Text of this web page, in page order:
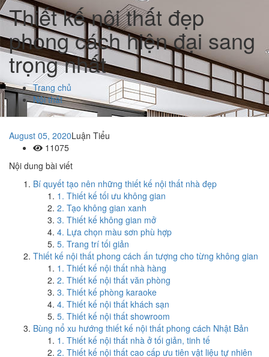
Thiết kế nội thất đẹp
phong cách hiện đại sang
trọng nhất
Trang chủ
Nội thất
August 05, 2020Luận Tiểu
11075
Nội dung bài viết
Bí quyết tạo nên những thiết kế nội thất nhà đẹp
1. Thiết kế tối ưu không gian
2. Tạo không gian xanh
3. Thiết kế không gian mở
4. Lựa chọn màu sơn phù hợp
5. Trang trí tối giản
Thiết kế nội thất phong cách ấn tượng cho từng không gian
1. Thiết kế nội thất nhà hàng
2. Thiết kế nội thất văn phòng
3. Thiết kế phòng karaoke
4. Thiết kế nội thất khách sạn
5. Thiết kế nội thất showroom
Bùng nổ xu hướng thiết kế nội thất phong cách Nhật Bản
1. Thiết kế nội thất nhà ở tối giản, tinh tế
2. Thiết kế nội thất cao cấp ưu tiên vật liệu tự nhiên